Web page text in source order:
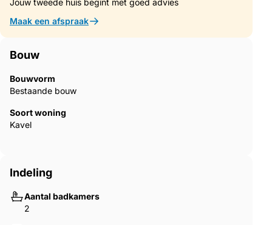
‌incomparable ‌beauty.
Jouw tweede huis begint met goed advies
Maak een afspraak
Bouw
Bouwvorm
Bestaande bouw
Soort woning
Kavel
Indeling
Aantal badkamers
2